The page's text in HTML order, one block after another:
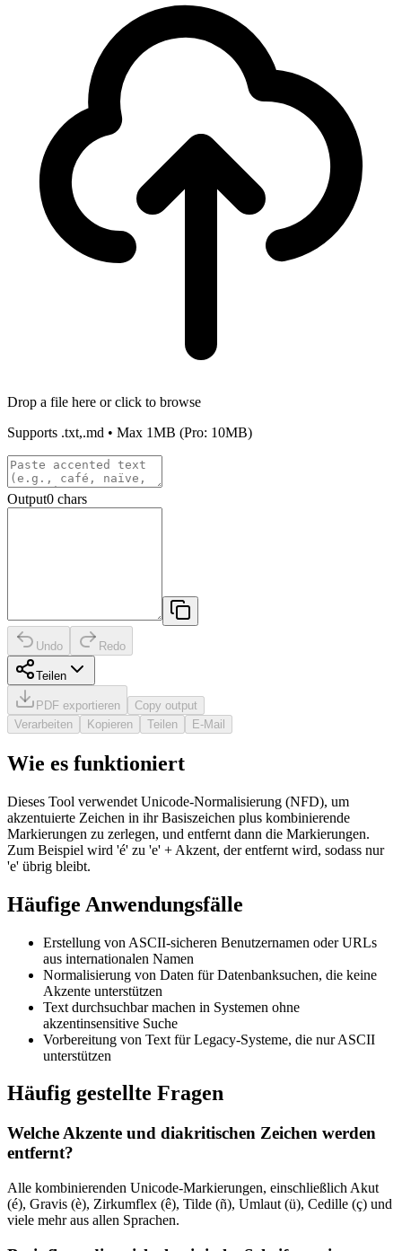
Drop a file here or click to browse
Supports .txt,.md • Max 1MB (Pro: 10MB)
Output0 chars
Undo Redo
Teilen
PDF exportieren
Copy output
Verarbeiten
Kopieren Teilen E-Mail
Wie es funktioniert
Dieses Tool verwendet Unicode-Normalisierung (NFD), um
akzentuierte Zeichen in ihr Basiszeichen plus kombinierende
Markierungen zu zerlegen, und entfernt dann die Markierungen.
Zum Beispiel wird 'é' zu 'e' + Akzent, der entfernt wird, sodass nur
'e' übrig bleibt.
Häufige Anwendungsfälle
Erstellung von ASCII-sicheren Benutzernamen oder URLs
aus internationalen Namen
Normalisierung von Daten für Datenbanksuchen, die keine
Akzente unterstützen
Text durchsuchbar machen in Systemen ohne
akzentinsensitive Suche
Vorbereitung von Text für Legacy-Systeme, die nur ASCII
unterstützen
Häufig gestellte Fragen
Welche Akzente und diakritischen Zeichen werden
entfernt?
Alle kombinierenden Unicode-Markierungen, einschließlich Akut
(é), Gravis (è), Zirkumflex (ê), Tilde (ñ), Umlaut (ü), Cedille (ç) und
viele mehr aus allen Sprachen.